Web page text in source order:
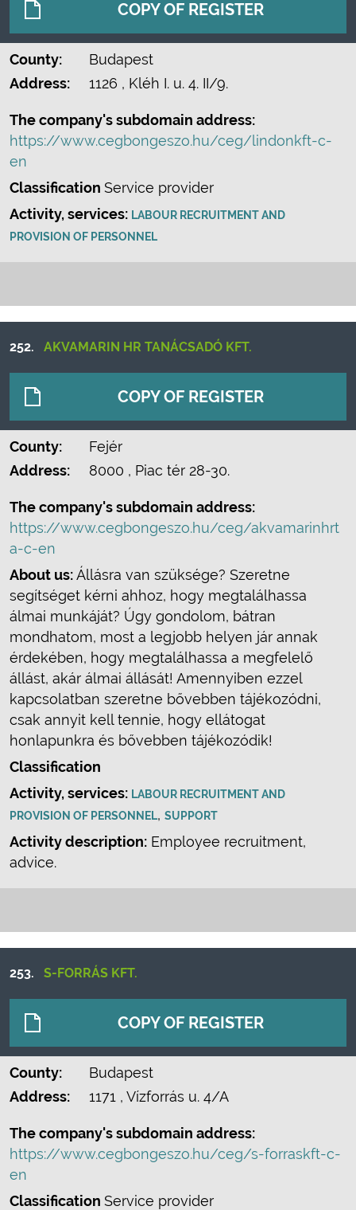
COPY OF REGISTER
County:
Budapest
Address:
1126 , Kléh I. u. 4. II/9.
The company's subdomain address:
https://www.cegbongeszo.hu/ceg/lindonkft-c-
en
Classification Service provider
Activity, services: LABOUR RECRUITMENT AND
PROVISION OF PERSONNEL
252. AKVAMARIN HR TANÁCSADÓ KFT.
COPY OF REGISTER
County:
Fejér
Address:
8000 , Piac tér 28-30.
The company's subdomain address:
https://www.cegbongeszo.hu/ceg/akvamarinhrt
a-c-en
About us:Állásra van szüksége? Szeretne
segítséget kérni ahhoz, hogy megtalálhassa
álmai munkáját? Úgy gondolom, bátran
mondhatom, most a legjobb helyen jár annak
érdekében, hogy megtalálhassa a megfelelő
állást, akár álmai állását! Amennyiben ezzel
kapcsolatban szeretne bővebben tájékozódni,
csak annyit kell tennie, hogy ellátogat
honlapunkra és bővebben tájékozódik!
Classification
Activity, services: LABOUR RECRUITMENT AND
PROVISION OF PERSONNEL, SUPPORT
Activity description: Employee recruitment,
advice.
253. S-FORRÁS KFT.
COPY OF REGISTER
County:
Budapest
Address:
1171 , Vízforrás u. 4/A
The company's subdomain address:
https://www.cegbongeszo.hu/ceg/s-forraskft-c-
en
Classification Service provider